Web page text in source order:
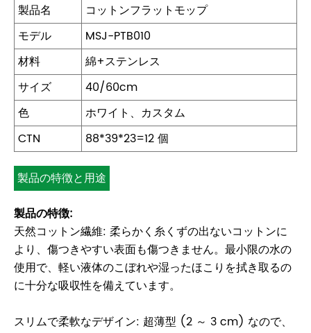
製品名
コットンフラットモップ
モデル
MSJ-PTB010
材料
綿+ステンレス
サイズ
40/60cm
色
ホワイト、カスタム
CTN
88*39*23=12 個
製品の特徴と用途
製品の特徴:
天然コットン繊維: 柔らかく糸くずの出ないコットンに
より、傷つきやすい表面も傷つきません。最小限の水の
使用で、軽い液体のこぼれや湿ったほこりを拭き取るの
に十分な吸収性を備えています。
スリムで柔軟なデザイン: 超薄型 (2 ～ 3 cm) なので、